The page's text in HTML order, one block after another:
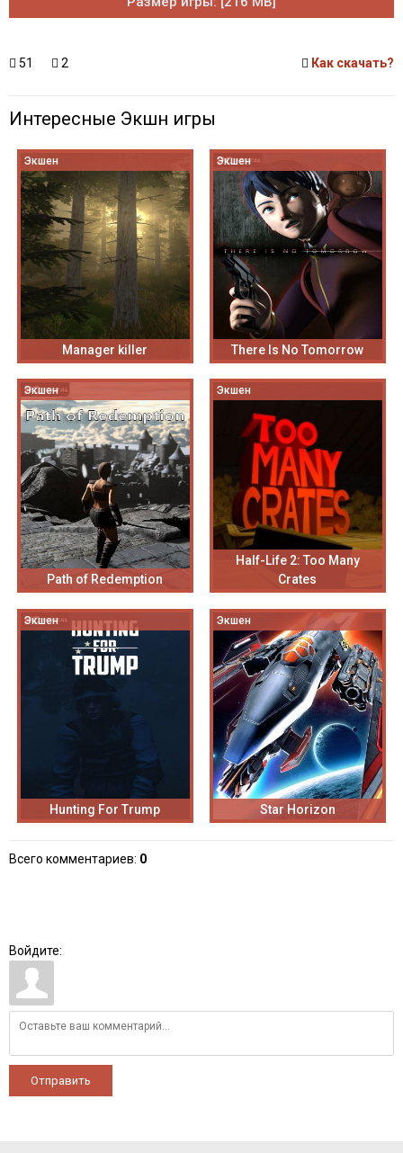
51 2 Как скачать?
Интересные Экшн игры
Экшен
Manager killer
Экшен
There Is No Tomorrow
Экшен
Path of Redemption
Экшен
Half-Life 2: Too Many
Crates
Экшен
Hunting For Trump
Экшен
Star Horizon
Всего комментариев: 0
Войдите:
Отправить